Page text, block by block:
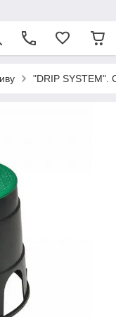
"DRIP SYSTEM".